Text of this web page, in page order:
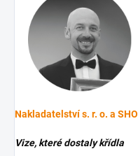
Nakladatelství s. r. o. a
Vize, které dostaly křídla